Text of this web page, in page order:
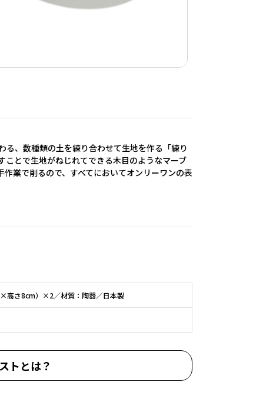
る、数種類の土を練り合わせて生地を作る「練り
とで生地がねじれてできる木目のようなマーブ
業で削るので、すべてにおいてオンリーワンの表
高さ8cm）×2／材質：陶器／日本製
トとは？